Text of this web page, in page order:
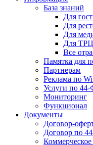
База знаний
Для
Для
Для
Для ТРЦ
Все
Памятка для
Партнерам
Реклама по
Услуги по
Мониторинг
Функционал
Документы
Договор-
Договор по